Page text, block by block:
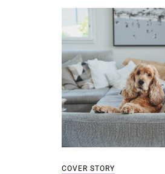
COVER STORY